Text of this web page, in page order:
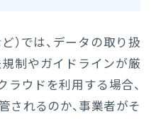
）では、データの取り扱
制やガイドラインが厳
ラウドを利用する場合、
されるのか、事業者がそ